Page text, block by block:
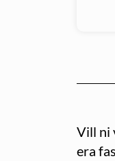
Vill ni
era